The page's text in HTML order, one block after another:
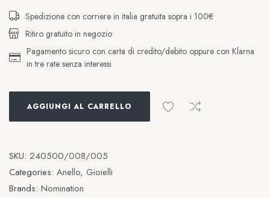
Spedizione con corriere in italia gratuita sopra i 100€
Ritiro gratuito in negozio
Pagamento sicuro con carta di credito/debito oppure con Klarna
in tre rate senza interessi
AGGIUNGI AL CARRELLO
SKU: 240500/008/005
Categories: Anello, Gioielli
Brands: Nomination